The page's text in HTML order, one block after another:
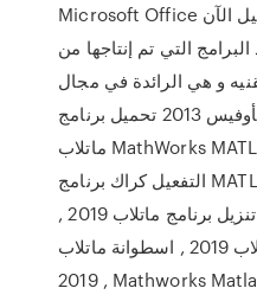
Microsoft Office مجاني محدث قم بالتحميل الآن
التي تم إنتاجها من
و هي الرائدة في مجال
صناعة البرامج برنامج الأوفيس 2013 تحميل برنامج
ماتلاب MathWorks MATLAB R2019b 9.7.0 كامل مع
التفعيل كراك برنامج MATLAB R2019b برنامج ماتلاب
2019 , تحميل ماتلاب 2019 , تنزيل برنامج ماتلاب 2019 ,
آخر إصدار من برنامج ماتلاب 2019 , اسطوانة ماتلاب
2019 , Mathworks Matlab 2019 , اسطوانة